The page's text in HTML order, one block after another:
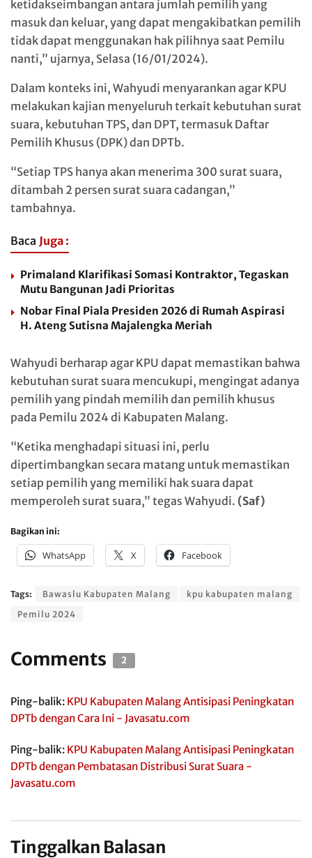
ketidakseimbangan antara jumlah pemilih yang
masuk dan keluar, yang dapat mengakibatkan pemilih
tidak dapat menggunakan hak pilihnya saat Pemilu
nanti,” ujarnya, Selasa (16/01/2024).
Dalam konteks ini, Wahyudi menyarankan agar KPU
melakukan kajian menyeluruh terkait kebutuhan surat
suara, kebutuhan TPS, dan DPT, termasuk Daftar
Pemilih Khusus (DPK) dan DPTb.
“Setiap TPS hanya akan menerima 300 surat suara,
ditambah 2 persen surat suara cadangan,”
tambahnya.
Baca Juga :
Primaland Klarifikasi Somasi Kontraktor, Tegaskan
Mutu Bangunan Jadi Prioritas
Nobar Final Piala Presiden 2026 di Rumah Aspirasi
H. Ateng Sutisna Majalengka Meriah
Wahyudi berharap agar KPU dapat memastikan bahwa
kebutuhan surat suara mencukupi, mengingat adanya
pemilih yang pindah memilih dan pemilih khusus
pada Pemilu 2024 di Kabupaten Malang.
“Ketika menghadapi situasi ini, perlu
dipertimbangkan secara matang untuk memastikan
setiap pemilih yang memiliki hak suara dapat
memperoleh surat suara,” tegas Wahyudi. (Saf)
Bagikan ini:
WhatsApp X Facebook
Tags: Bawaslu Kabupaten Malang
kpu kabupaten malang
Pemilu 2024
Comments 2
Ping-balik: KPU Kabupaten Malang Antisipasi Peningkatan
DPTb dengan Cara Ini - Javasatu.com
Ping-balik: KPU Kabupaten Malang Antisipasi Peningkatan
DPTb dengan Pembatasan Distribusi Surat Suara -
Javasatu.com
Tinggalkan Balasan